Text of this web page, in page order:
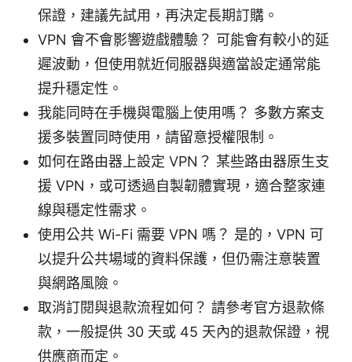
保證，建議先試用，再決定長期訂購。
VPN 會不會影響遊戲體驗？ 可能會有較小的延
遲波動，但使用就近伺服器與適當設定通常能
提升穩定性。
我能同時在手機與電腦上使用嗎？ 多數方案支
援多裝置同時使用，請留意授權限制。
如何在路由器上設定 VPN？ 某些路由器原生支
援 VPN，或可透過自製韌體實現，適合整家連
線與穩定性需求。
使用公共 Wi-Fi 需要 VPN 嗎？ 是的，VPN 可
以提升公共場域的資料保護，但仍需注意裝置
與網路風險。
取消訂閱與退款流程如何？ 請參考官方退款條
款，一般提供 30 天或 45 天內的退款保證，視
供應商而定。